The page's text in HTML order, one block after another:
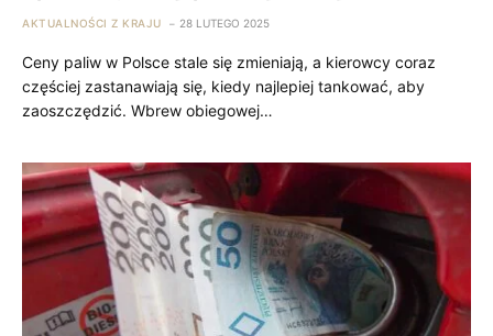
AKTUALNOŚCI Z KRAJU 28 LUTEGO 2025
Ceny paliw w Polsce stale się zmieniają, a kierowcy coraz
częściej zastanawiają się, kiedy najlepiej tankować, aby
zaoszczędzić. Wbrew obiegowej…